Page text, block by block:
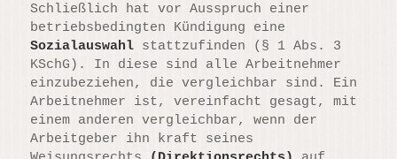
Schließlich hat vor Ausspruch einer
betriebsbedingten Kündigung eine
Sozialauswahl stattzufinden (§ 1 Abs. 3
KSchG). In diese sind alle Arbeitnehmer
einzubeziehen, die vergleichbar sind. Ein
Arbeitnehmer ist, vereinfacht gesagt, mit
einem anderen vergleichbar, wenn der
Arbeitgeber ihn kraft seines